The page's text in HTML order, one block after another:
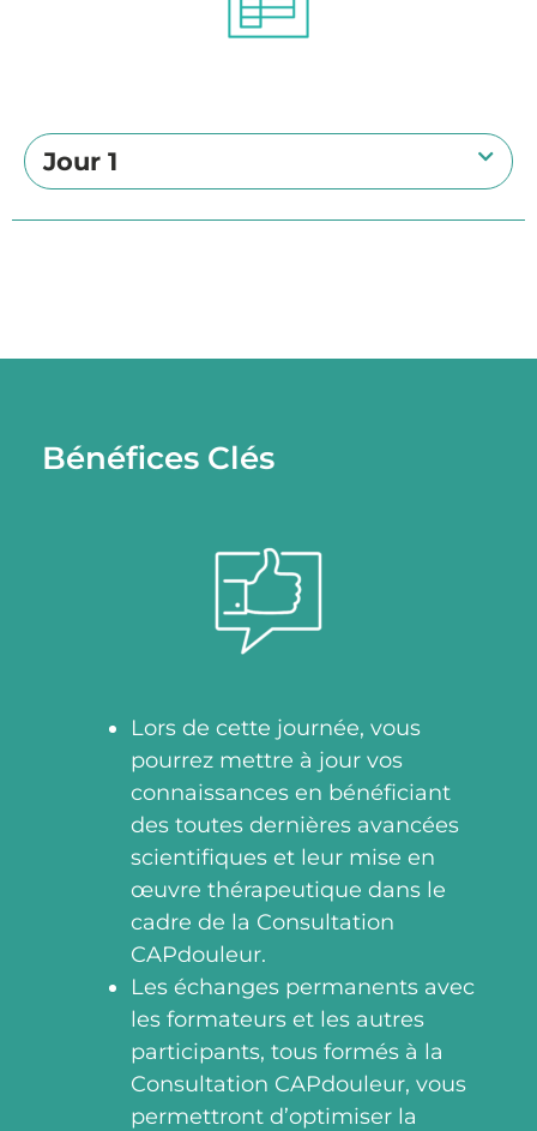
Jour 1
Bénéfices Clés
Lors de cette journée, vous
pourrez mettre à jour vos
connaissances en bénéficiant
des toutes dernières avancées
scientifiques et leur mise en
œuvre thérapeutique dans le
cadre de la Consultation
CAPdouleur.
Les échanges permanents avec
les formateurs et les autres
participants, tous formés à la
Consultation CAPdouleur, vous
permettront d’optimiser la